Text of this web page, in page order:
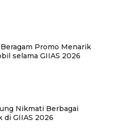
Promo Menarik
selama GIIAS 2026
Nikmati Berbagai
di GIIAS 2026